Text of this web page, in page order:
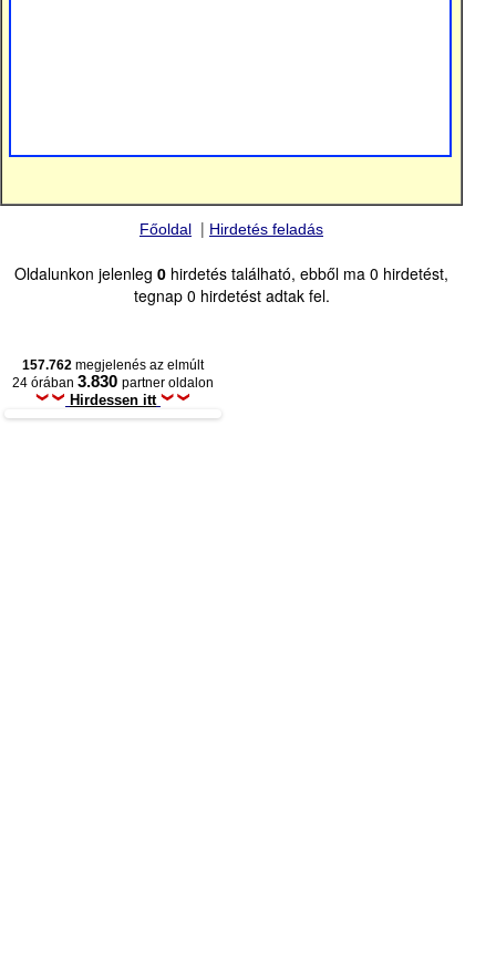
Főoldal | Hirdetés feladás
Oldalunkon jelenleg 0 hirdetés található, ebből ma 0 hirdetést,
tegnap 0 hirdetést adtak fel.
157.762 megjelenés az elmúlt
24 órában 3.830 partner oldalon
Hirdessen itt